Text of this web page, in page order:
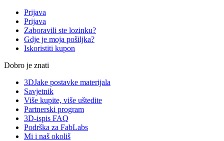
Prijava
Prijava
Zaboravili ste lozinku?
Gdje je moja pošiljka?
Iskoristiti kupon
Dobro je znati
3DJake postavke materijala
Savjetnik
Više kupite, više uštedite
Partnerski program
3D-ispis FAQ
Podrška za FabLabs
Mi i naš okoliš